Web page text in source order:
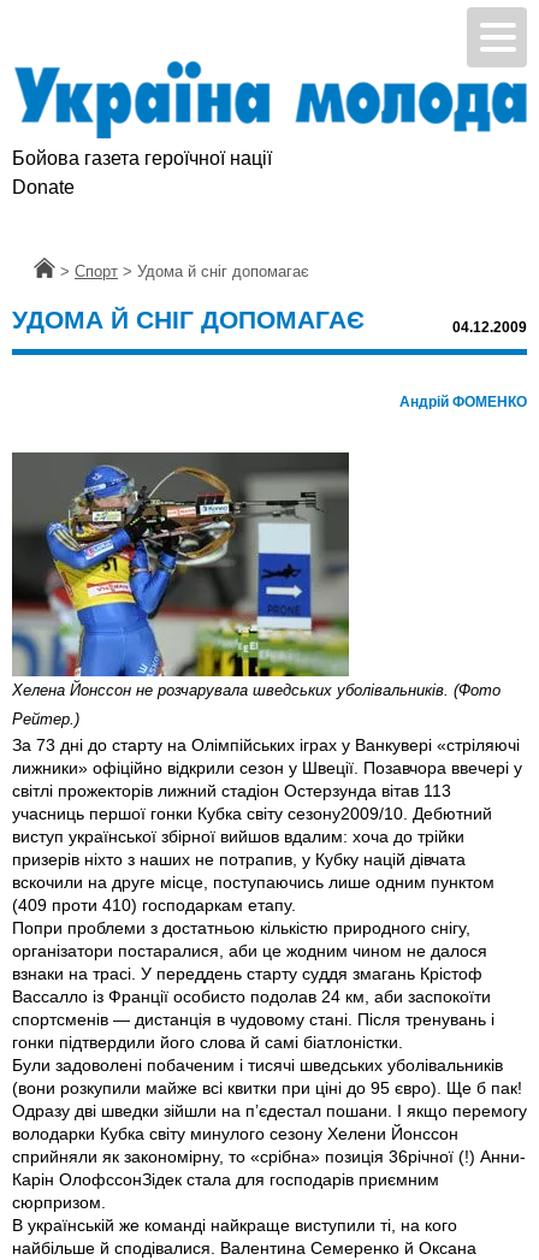
Бойова газета героїчної нації
Donate
Головна
> Спорт > Удома й сніг допомагає
УДОМА Й СНІГ ДОПОМАГАЄ 04.12.2009
Андрій ФОМЕНКО
Хелена Йонссон не розчарувала шведських уболівальників. (Фото
Рейтер.)
За 73 дні до старту на Олімпійських іграх у Ванкувері «стріляючі
лижники» офіційно відкрили сезон у Швеції. Позавчора ввечері у
світлі прожекторів лижний стадіон Остерзунда вітав 113
учасниць першої гонки Кубка світу сезону2009/10. Дебютний
виступ української збірної вийшов вдалим: хоча до трійки
призерів ніхто з наших не потрапив, у Кубку націй дівчата
вскочили на друге місце, поступаючись лише одним пунктом
(409 проти 410) господаркам етапу.
Попри проблеми з достатньою кількістю природного снігу,
організатори постаралися, аби це жодним чином не далося
взнаки на трасі. У переддень старту суддя змагань Крістоф
Вассалло із Франції особисто подолав 24 км, аби заспокоїти
спортсменів — дистанція в чудовому стані. Після тренувань і
гонки підтвердили його слова й самі біатлоністки.
Були задоволені побаченим і тисячі шведських уболівальників
(вони розкупили майже всі квитки при ціні до 95 євро). Ще б пак!
Одразу дві шведки зійшли на п’єдестал пошани. І якщо перемогу
володарки Кубка світу минулого сезону Хелени Йонссон
сприйняли як закономірну, то «срібна» позиція 36річної (!) Анни­
Карін Олофссон­Зідек стала для господарів приємним
сюрпризом.
В українській же команді найкраще виступили ті, на кого
найбільше й сподівалися. Валентина Семеренко й Оксана